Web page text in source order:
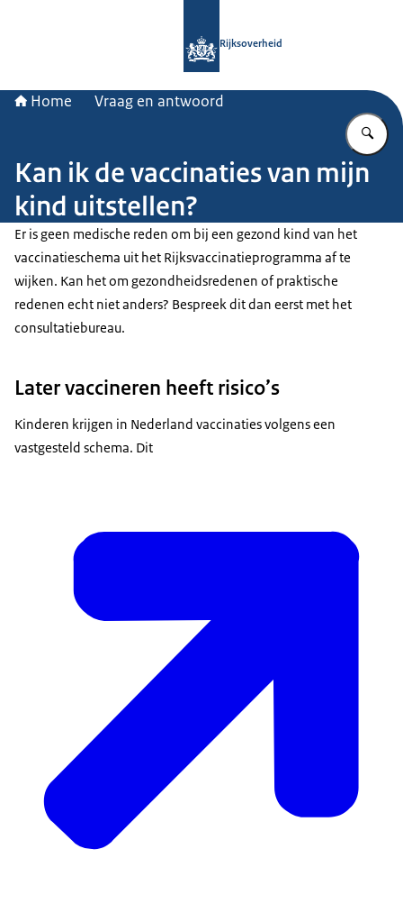
Rijksoverheid
Home Vraag en antwoord
Kan ik de vaccinaties van mijn
kind uitstellen?
Er is geen medische reden om bij een gezond kind van het
vaccinatieschema uit het Rijksvaccinatieprogramma af te
wijken. Kan het om gezondheidsredenen of praktische
redenen echt niet anders? Bespreek dit dan eerst met het
consultatiebureau.
Later vaccineren heeft risico’s
Kinderen krijgen in Nederland vaccinaties volgens een
vastgesteld schema. Dit